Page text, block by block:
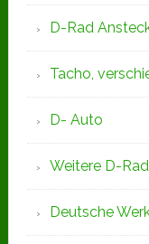
D-Rad
Tacho,
D- Auto
Weitere D-
Deutsche